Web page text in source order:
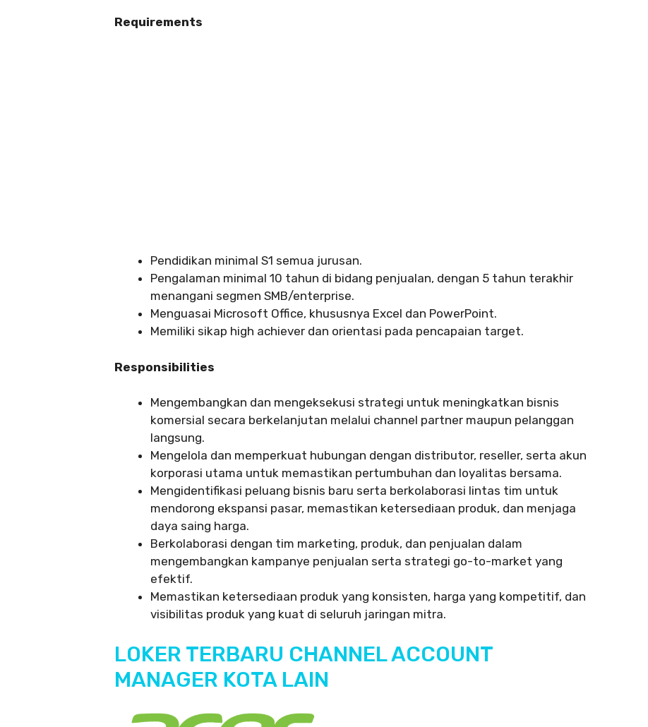
Requirements
Pendidikan minimal S1 semua jurusan.
Pengalaman minimal 10 tahun di bidang penjualan, dengan 5 tahun terakhir
menangani segmen SMB/enterprise.
Menguasai Microsoft Office, khususnya Excel dan PowerPoint.
Memiliki sikap high achiever dan orientasi pada pencapaian target.
Responsibilities
Mengembangkan dan mengeksekusi strategi untuk meningkatkan bisnis
komersial secara berkelanjutan melalui channel partner maupun pelanggan
langsung.
Mengelola dan memperkuat hubungan dengan distributor, reseller, serta akun
korporasi utama untuk memastikan pertumbuhan dan loyalitas bersama.
Mengidentifikasi peluang bisnis baru serta berkolaborasi lintas tim untuk
mendorong ekspansi pasar, memastikan ketersediaan produk, dan menjaga
daya saing harga.
Berkolaborasi dengan tim marketing, produk, dan penjualan dalam
mengembangkan kampanye penjualan serta strategi go-to-market yang
efektif.
Memastikan ketersediaan produk yang konsisten, harga yang kompetitif, dan
visibilitas produk yang kuat di seluruh jaringan mitra.
LOKER TERBARU CHANNEL ACCOUNT
MANAGER KOTA LAIN